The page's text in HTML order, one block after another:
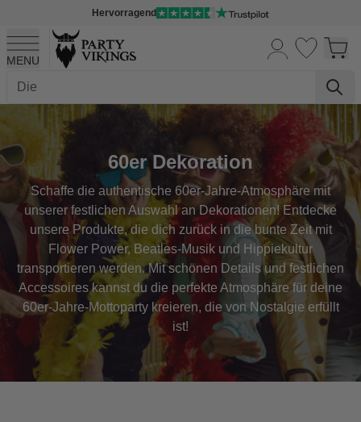
Hervorragend
MENU
Skip to Content
60er Dekoration
Schaffe die authentische 60er-Jahre-Atmosphäre mit
unserer festlichen Auswahl an Dekorationen! Entdecke
unsere Produkte, die dich zurück in die bunte Zeit mit
Flower Power, Beatles-Musik und Hippiekultur
transportieren werden. Mit schönen Details und festlichen
Accessoires kannst du die perfekte Atmosphäre für deine
60er-Jahre-Mottoparty kreieren, die von Nostalgie erfüllt
ist!